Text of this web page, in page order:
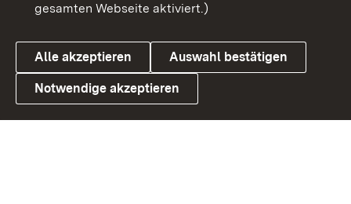
Link zum Landesportal
Datenschutz
Cookies
gesamten Webseite aktiviert.)
Alle akzeptieren Auswahl bestätigen
Notwendige akzeptieren